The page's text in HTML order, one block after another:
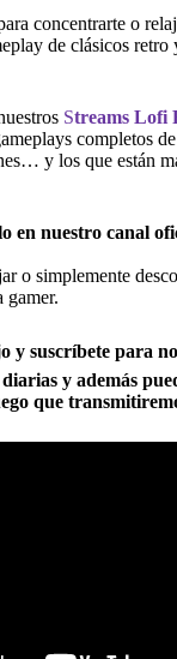
concentrarte o
de clásicos retro
Streams Lofi
completos
y los que están
en nuestro canal
o simplemente
gamer.
y suscríbete para
y además
que